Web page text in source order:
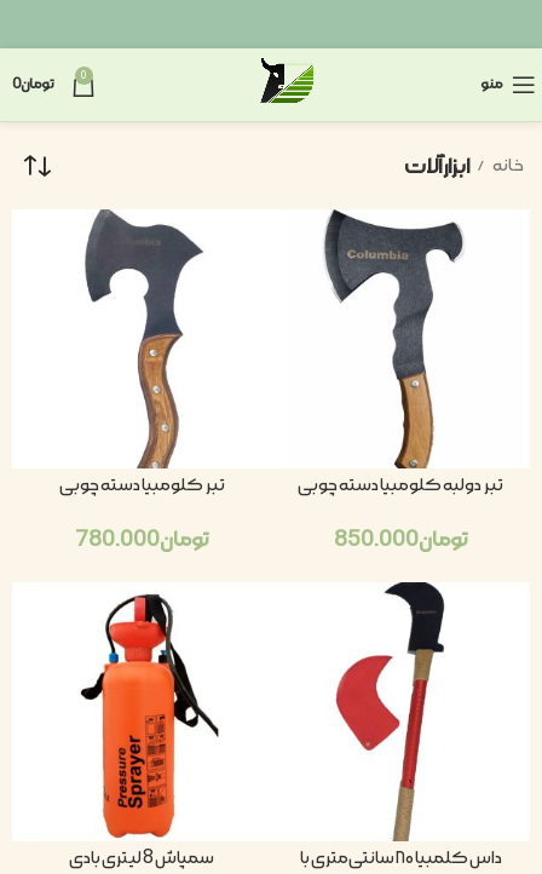
منو 0 تومان0
خانه ابزارآلات
تبر دولبه کلومبیا دسته چوبی
تومان850.000
تبر کلومبیا دسته چوبی
تومان780.000
داس کلمبیا ۸۰ سانتی‌متری با
سمپاش 8 لیتری بادی